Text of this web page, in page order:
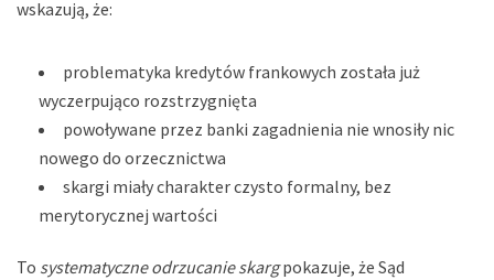
wskazują, że:
problematyka kredytów frankowych została już
wyczerpująco rozstrzygnięta
powoływane przez banki zagadnienia nie wnosiły nic
nowego do orzecznictwa
skargi miały charakter czysto formalny, bez
merytorycznej wartości
To systematyczne odrzucanie skargpokazuje, że Sąd